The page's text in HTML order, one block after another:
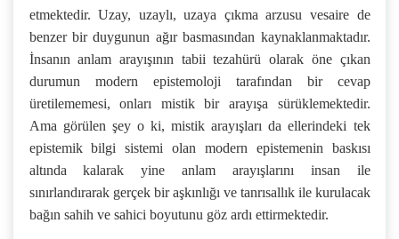
etmektedir. Uzay, uzaylı, uzaya çıkma arzusu vesaire de
benzer bir duygunun ağır basmasından kaynaklanmaktadır.
İnsanın anlam arayışının tabii tezahürü olarak öne çıkan
durumun modern epistemoloji tarafından bir cevap
üretilememesi, onları mistik bir arayışa sürüklemektedir.
Ama görülen şey o ki, mistik arayışları da ellerindeki tek
epistemik bilgi sistemi olan modern epistemenin baskısı
altında kalarak yine anlam arayışlarını insan ile
sınırlandırarak gerçek bir aşkınlığı ve tanrısallık ile kurulacak
bağın sahih ve sahici boyutunu göz ardı ettirmektedir.